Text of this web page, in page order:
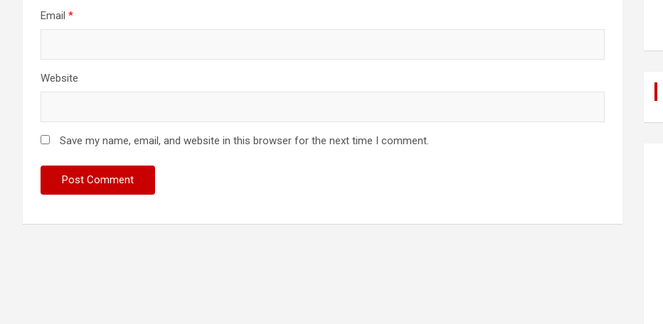
Email *
Website
Save my name, email, and website in this browser for the next time I comment.